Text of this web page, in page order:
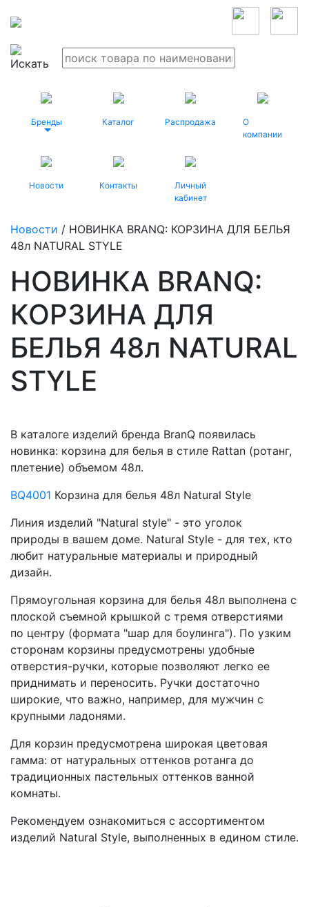
Бренды Каталог Распродажа
О
компании
Новости Контакты
Личный
кабинет
Новости / НОВИНКА BRANQ: КОРЗИНА ДЛЯ БЕЛЬЯ
48л NATURAL STYLE
НОВИНКА BRANQ:
КОРЗИНА ДЛЯ
БЕЛЬЯ 48л NATURAL
STYLE
В каталоге изделий бренда BranQ появилась
новинка: корзина для белья в стиле Rattan (ротанг,
плетение) объемом 48л.
BQ4001 Корзина для белья 48л Natural Style
Линия изделий "Natural style" - это уголок
природы в вашем доме. Natural Style - для тех, кто
любит натуральные материалы и природный
дизайн.
Прямоугольная корзина для белья 48л выполнена с
плоской съемной крышкой с тремя отверстиями
по центру (формата "шар для боулинга"). По узким
сторонам корзины предусмотрены удобные
отверстия-ручки, которые позволяют легко ее
приднимать и переносить. Ручки достаточно
широкие, что важно, например, для мужчин с
крупными ладонями.
Для корзин предусмотрена широкая цветовая
гамма: от натуральных оттенков ротанга до
традиционных пастельных оттенков ванной
комнаты.
Рекомендуем ознакомиться с ассортиментом
изделий Natural Style, выполненных в едином стиле.